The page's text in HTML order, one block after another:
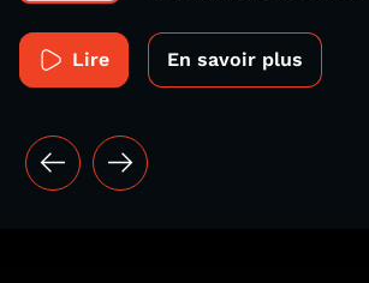
Lire En savoir plus